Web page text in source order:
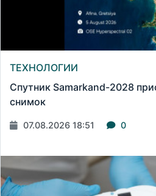
ТЕХНОЛОГИИ
Спутник Samarkand-2028
снимок
07.08.2026 18:51 0